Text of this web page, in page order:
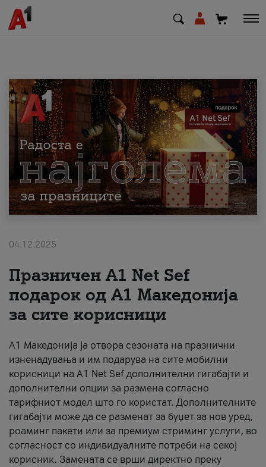
МК EN SQ
Приватни Деловни
Поддршка
Надополни кредит
За нас
#ПодобарОнлајн
04.12.2025
Празничен A1 Net Sеf
подарок од А1 Македонија
за сите корисници
А1 Македонија ја отвора сезоната на празнични
изненадувања и им подарува на сите мобилни
корисници на A1 Net Sef дополнителни гигабајти и
дополнителни опции за размена согласно
тарифниот модел што го користат. Дополнителните
гигабајти може да се разменат за буџет за нов уред,
роаминг пакети или за премиум стриминг услуги, во
согласност со индивидуалните потреби на секој
корисник. Замената се врши директно преку